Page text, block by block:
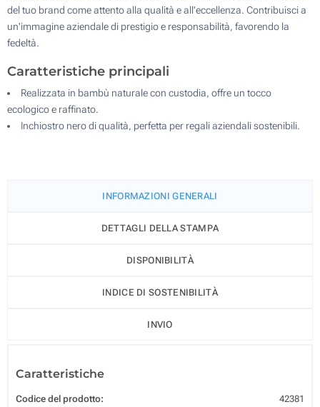
del tuo brand come attento alla qualità e all'eccellenza. Contribuisci a
un'immagine aziendale di prestigio e responsabilità, favorendo la
fedeltà.
Caratteristiche principali
Realizzata in bambù naturale con custodia, offre un tocco
ecologico e raffinato.
Inchiostro nero di qualità, perfetta per regali aziendali sostenibili.
INFORMAZIONI GENERALI
DETTAGLI DELLA STAMPA
DISPONIBILITÀ
INDICE DI SOSTENIBILITÀ
INVIO
Caratteristiche
Codice del prodotto: 42381